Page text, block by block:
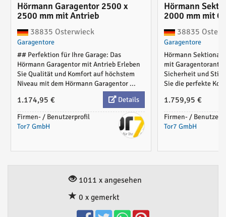
Hörmann Garagentor 2500 x
2500 mm mit Antrieb
38835 Osterwieck
Garagentore
## Perfektion für Ihre Garage: Das
Hörmann Garagentor mit Antrieb Erleben
Sie Qualität und Komfort auf höchstem
Niveau mit dem Hörmann Garagentor ...
1.174,95 €
Details
Firmen- / Benutzerprofil
Tor7 GmbH
Hörmann
2000 mm mit
38835
Garagentore
Hörmann
mit
Sicherheit und Stil
Sie die perfekte
1.759,95 €
Firmen- /
Tor7 GmbH
1011 x angesehen
0 x gemerkt